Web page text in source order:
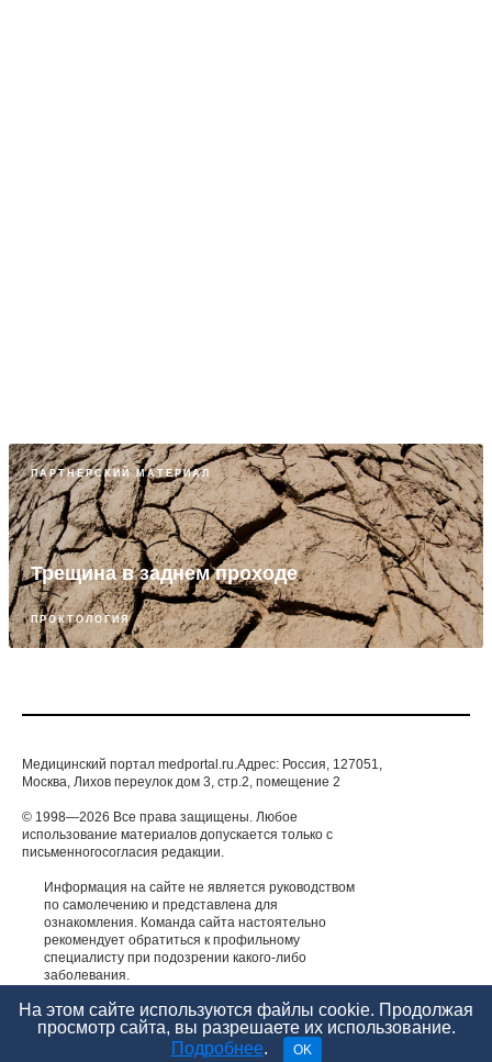
ПАРТНЕРСКИЙ МАТЕРИАЛ
Трещина в заднем проходе
ПРОКТОЛОГИЯ
Медицинский портал medportal.ru.Адрес: Россия, 127051,
Москва, Лихов переулок дом 3, стр.2, помещение 2
© 1998—2026 Все права защищены. Любое
использование материалов допускается только с
письменногосогласия редакции.
Информация на сайте не является руководством
по самолечению и представлена для
ознакомления. Команда сайта настоятельно
рекомендует обратиться к профильному
специалисту при подозрении какого-либо
заболевания.
КОНСУЛЬТАЦИЯ СПЕЦИАЛИСТА.
На этом сайте используются файлы cookie. Продолжая
просмотр сайта, вы разрешаете их использование.
Подробнее. OK